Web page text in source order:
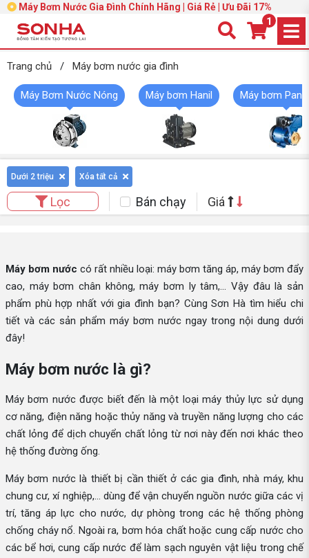
Máy Bơm Nước Gia Đình Chính Hãng | Giá Rẻ | Ưu Đãi 17%
1
Trang chủ / Máy bơm nước gia đình
Máy Bơm Nước Nóng Máy bơm Hanil Máy bơm
Dưới 2 triệu Xóa tất cả
Lọc Bán chạy Giá
Máy bơm nước có rất nhiều loại: máy bơm tăng áp, máy bơm đẩy
cao, máy bơm chân không, máy bơm ly tâm,... Vậy đâu là sản
phẩm phù hợp nhất với gia đình bạn? Cùng Sơn Hà tìm hiểu chi
tiết và các sản phẩm máy bơm nước ngay trong nội dung dưới
đây!
Máy bơm nước là gì?
Máy bơm nước được biết đến là một loại máy thủy lực sử dụng
cơ năng, điện năng hoặc thủy năng và truyền năng lượng cho các
chất lỏng để dịch chuyển chất lỏng từ nơi này đến nơi khác theo
hệ thống đường ống.
Máy bơm nước là thiết bị cần thiết ở các gia đình, nhà máy, khu
chung cư, xí nghiệp,... dùng để vận chuyển nguồn nước giữa các vị
trí, tăng áp lực cho nước, dự phòng trong các hệ thống phòng
chống cháy nổ. Ngoài ra, bơm hóa chất hoặc cung cấp nước cho
các bể hơi, cung cấp nước để làm sạch nguyên vật liệu trong chế